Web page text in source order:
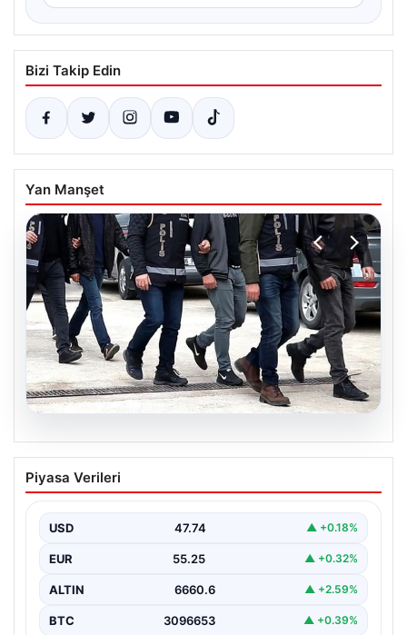
Bizi Takip Edin
Yan Manşet
MASAK Raporunda Ahbap Derneği’ne
Yapılan Ünlü Bağışları ve Soruşturmanın
Ahbap Derneği’ne yönelik devam eden soruşturma
incelemesi yapıldı. Mali…
Piyasa Verileri
USD 47.74 ▲ +0.18%
EUR 55.25 ▲ +0.32%
ALTIN 6660.6 ▲ +2.59%
BTC 3096653 ▲ +0.39%